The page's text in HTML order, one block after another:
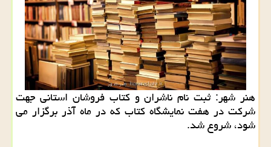
هنر شهر: ثبت نام ناشران و كتاب فروشان استانی جهت
شركت در هفت نمایشگاه كتاب كه در ماه آذر برگزار می
شود، شروع شد.